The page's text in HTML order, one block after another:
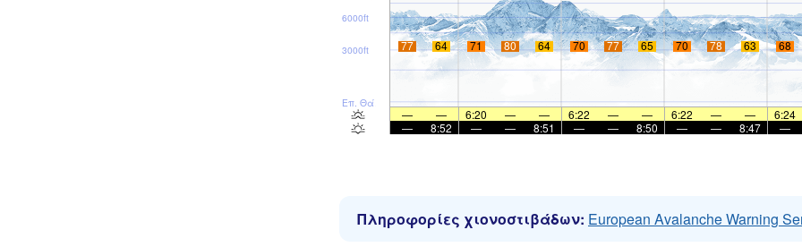
Επ. Θάλ
3000ft
6000ft
77 64 71 80 64 70 77 65 70 78 63 68
— — 6:20 — — 6:22 — — 6:22 — — 6:24
—
8:52 — — 8:51 — — 8:50 — — 8:47 —
Πληροφορίες χιονοστιβάδων: European Avalanche Warning